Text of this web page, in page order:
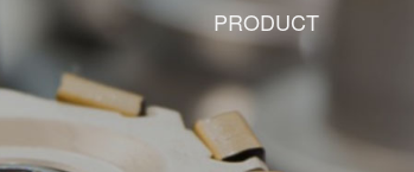
PRODUCT